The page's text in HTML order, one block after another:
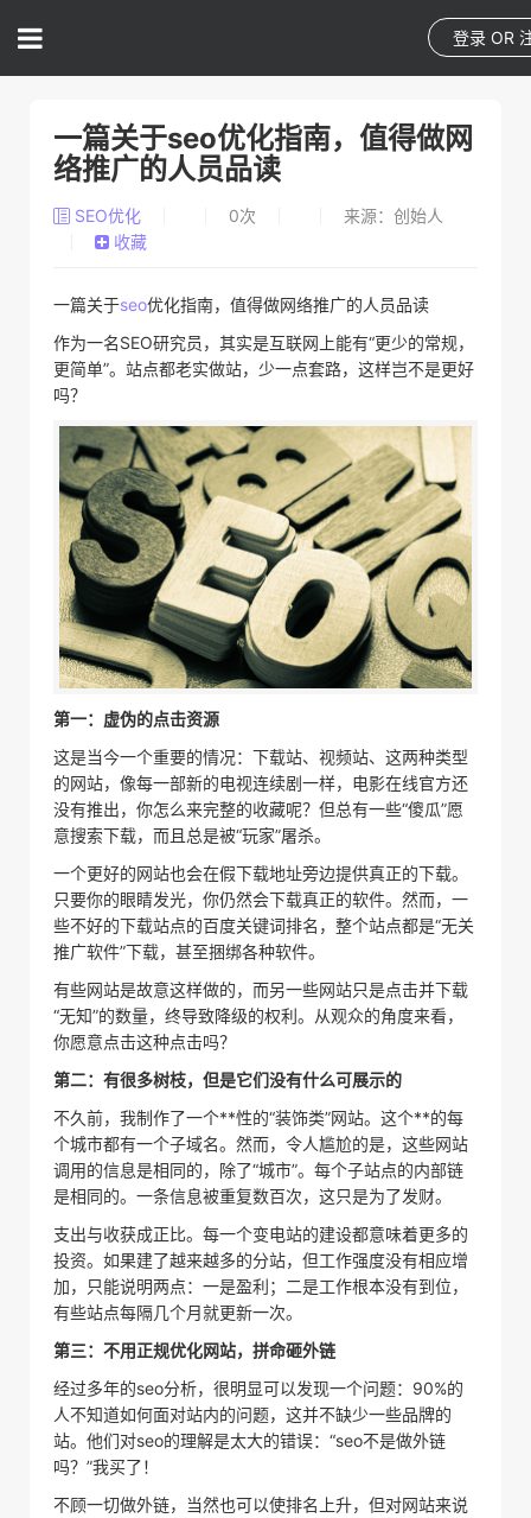
登录 OR
一篇关于seo优化指南，值得做网
络推广的人员品读
SEO优化 0次
来源：创始人
收藏
一篇关于seo优化指南，值得做网络推广的人员品读
作为一名SEO研究员，其实是互联网上能有“更少的常规，
更简单”。站点都老实做站，少一点套路，这样岂不是更好
吗？
第一：虚伪的点击资源
这是当今一个重要的情况：下载站、视频站、这两种类型
的网站，像每一部新的电视连续剧一样，电影在线官方还
没有推出，你怎么来完整的收藏呢？但总有一些“傻瓜”愿
意搜索下载，而且总是被“玩家”屠杀。
一个更好的网站也会在假下载地址旁边提供真正的下载。
只要你的眼睛发光，你仍然会下载真正的软件。然而，一
些不好的下载站点的百度关键词排名，整个站点都是“无关
推广软件”下载，甚至捆绑各种软件。
有些网站是故意这样做的，而另一些网站只是点击并下载
“无知”的数量，终导致降级的权利。从观众的角度来看，
你愿意点击这种点击吗？
第二：有很多树枝，但是它们没有什么可展示的
不久前，我制作了一个**性的“装饰类”网站。这个**的每
个城市都有一个子域名。然而，令人尴尬的是，这些网站
调用的信息是相同的，除了“城市”。每个子站点的内部链
是相同的。一条信息被重复数百次，这只是为了发财。
支出与收获成正比。每一个变电站的建设都意味着更多的
投资。如果建了越来越多的分站，但工作强度没有相应增
加，只能说明两点：一是盈利；二是工作根本没有到位，
有些站点每隔几个月就更新一次。
第三：不用正规优化网站，拼命砸外链
经过多年的seo分析，很明显可以发现一个问题：90%的
人不知道如何面对站内的问题，这并不缺少一些品牌的
站。他们对seo的理解是太大的错误：“seo不是做外链
吗？”我买了！
不顾一切做外链，当然也可以使排名上升，但对网站来说